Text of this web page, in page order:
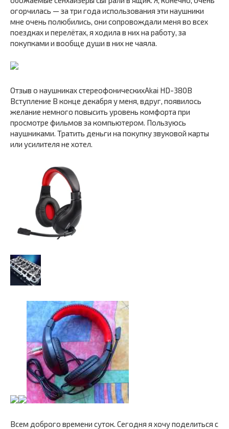
огорчилась — за три года использования эти наушники
мне очень полюбились, они сопровождали меня во всех
поездках и перелётах, я ходила в них на работу, за
покупками и вообще души в них не чаяла.
Отзыв о наушниках стереофоническихAkai HD-380B
Вступление В конце декабря у меня, вдруг, появилось
желание немного повысить уровень комфорта при
просмотре фильмов за компьютером. Пользуюсь
наушниками. Тратить деньги на покупку звуковой карты
или усилителя не хотел.
Всем доброго времени суток. Сегодня я хочу поделиться с